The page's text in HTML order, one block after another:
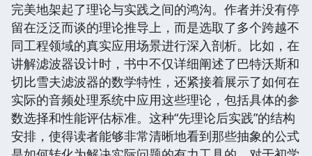
完美地架起了理论与实践之间的鸿沟。作者并没有停
留在泛泛而谈的理论推导上，而是选取了多个跨越不
同工程领域的真实应用场景进行深入剖析。比如，在
讲解滤波器设计时，书中不仅详细阐述了巴特沃斯和
切比雪夫滤波器的数学特性，还紧接着展示了如何在
实际的音频处理系统中应用这些理论，包括具体的参
数选择和性能评估标准。这种“先理论后实践”的结构
安排，使得读者能够非常清晰地看到那些抽象的公式